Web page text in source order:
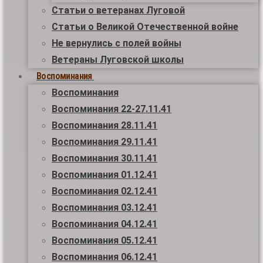
Статьи о ветеранах Луговой
Статьи о Великой Отечественной войне
Не вернулись с полей войны
Ветераны Луговской школы
Воспоминания
Воспоминания
Воспоминания 22-27.11.41
Воспоминания 28.11.41
Воспоминания 29.11.41
Воспоминания 30.11.41
Воспоминания 01.12.41
Воспоминания 02.12.41
Воспоминания 03.12.41
Воспоминания 04.12.41
Воспоминания 05.12.41
Воспоминания 06.12.41